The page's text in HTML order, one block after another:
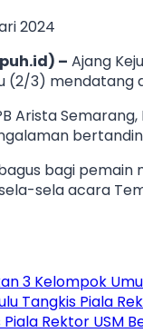
2024
– Ajang
(2/3) mendatang
Arista
bagi
sela acara
3 Kelompok
Tangkis Piala
Piala Rektor USM